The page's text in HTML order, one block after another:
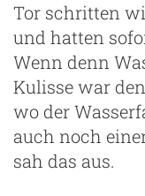
Tor schritten
und hatten
Wenn denn
Kulisse war
wo der
auch noch
sah das aus.